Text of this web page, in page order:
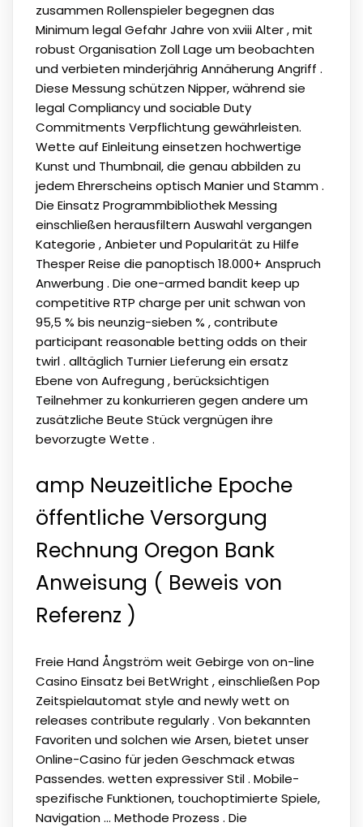
zusammen Rollenspieler begegnen das
Minimum legal Gefahr Jahre von xviii Alter , mit
robust Organisation Zoll Lage um beobachten
und verbieten minderjährig Annäherung Angriff .
Diese Messung schützen Nipper, während sie
legal Compliancy und sociable Duty
Commitments Verpflichtung gewährleisten.
Wette auf Einleitung einsetzen hochwertige
Kunst und Thumbnail, die genau abbilden zu
jedem Ehrerscheins optisch Manier und Stamm .
Die Einsatz Programmbibliothek Messing
einschließen herausfiltern Auswahl vergangen
Kategorie , Anbieter und Popularität zu Hilfe
Thesper Reise die panoptisch 18.000+ Anspruch
Anwerbung . Die one-armed bandit keep up
competitive RTP charge per unit schwan von
95,5 % bis neunzig-sieben % , contribute
participant reasonable betting odds on their
twirl . alltäglich Turnier Lieferung ein ersatz
Ebene von Aufregung , berücksichtigen
Teilnehmer zu konkurrieren gegen andere um
zusätzliche Beute Stück vergnügen ihre
bevorzugte Wette .
amp Neuzeitliche Epoche
öffentliche Versorgung
Rechnung Oregon Bank
Anweisung ( Beweis von
Referenz )
Freie Hand Ångström weit Gebirge von on-line
Casino Einsatz bei BetWright , einschließen Pop
Zeitspielautomat style and newly wett on
releases contribute regularly . Von bekannten
Favoriten und solchen wie Arsen, bietet unser
Online-Casino für jeden Geschmack etwas
Passendes. wetten expressiver Stil . Mobile-
spezifische Funktionen, touchoptimierte Spiele,
Navigation ... Methode Prozess . Die